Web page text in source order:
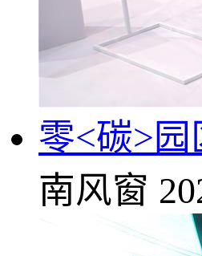
零<碳>园
南风窗